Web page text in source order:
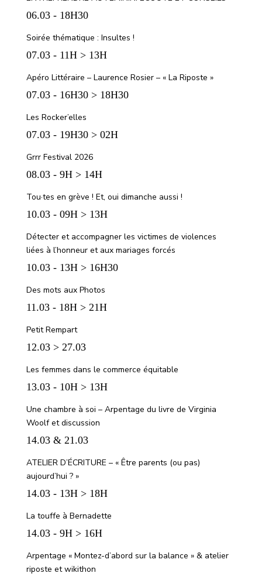
06.03 - 18H30
Soirée thématique : Insultes !
07.03 - 11H > 13H
Apéro Littéraire – Laurence Rosier – « La Riposte »
07.03 - 16H30 > 18H30
Les Rocker’elles
07.03 - 19H30 > 02H
Grrr Festival 2026
08.03 - 9H > 14H
Tou·tes en grève ! Et, oui dimanche aussi !
10.03 - 09H > 13H
Détecter et accompagner les victimes de violences
liées à l’honneur et aux mariages forcés
10.03 - 13H > 16H30
Des mots aux Photos
11.03 - 18H > 21H
Petit Rempart
12.03 > 27.03
Les femmes dans le commerce équitable
13.03 - 10H > 13H
Une chambre à soi – Arpentage du livre de Virginia
Woolf et discussion
14.03 & 21.03
ATELIER D’ÉCRITURE – « Être parents (ou pas)
aujourd’hui ? »
14.03 - 13H > 18H
La touffe à Bernadette
14.03 - 9H > 16H
Arpentage « Montez-d’abord sur la balance » & atelier
riposte et wikithon